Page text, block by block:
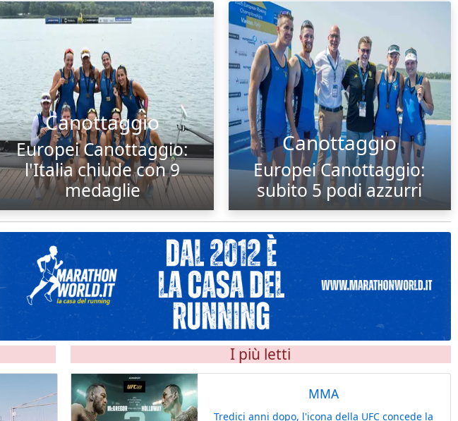
Canottaggio
Europei Canottaggio:
l'Italia chiude con 9
medaglie
Canottaggio
Europei Canottaggio:
subito 5 podi azzurri
I più letti
MMA
Tredici anni dopo, l'icona della UFC concede la